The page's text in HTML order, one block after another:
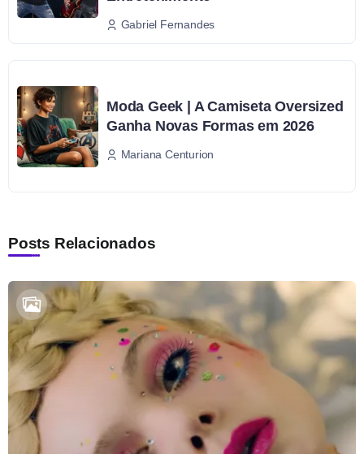
Gabriel Fernandes
Moda Geek | A Camiseta Oversized
Ganha Novas Formas em 2026
Mariana Centurion
Posts Relacionados